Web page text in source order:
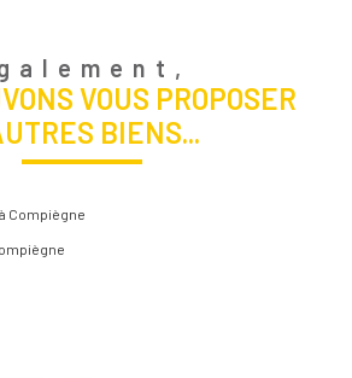
VOUS PROPOSER
BIENS...
Compiègne